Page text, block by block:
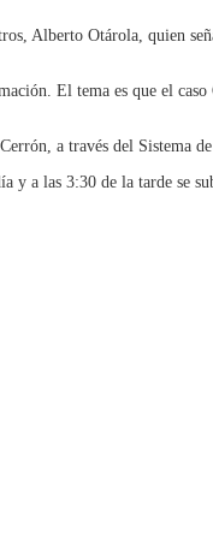
Alberto Otárola, quien
El tema es que el
a través del Sistema
las 3:30 de la tarde se